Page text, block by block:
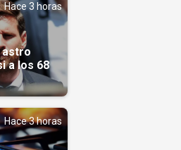
Hace 3 horas
astro
a los 68
Hace 3 horas